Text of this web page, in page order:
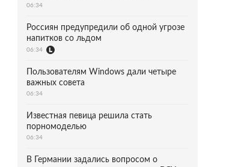
06:34
Россиян предупредили об одной угрозе
напитков со льдом
06:34
Пользователям Windows дали четыре
важных совета
06:34
Известная певица решила стать
порномоделью
06:34
В Германии задались вопросом о